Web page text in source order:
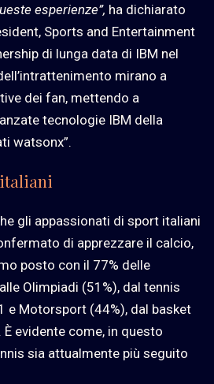
esperienze”, ha dichiarato
Sports and Entertainment
di lunga data di IBM nel
mirano a
dei fan, mettendo a
tecnologie IBM della
watsonx”.
gli appassionati di sport italiani
di apprezzare il calcio,
posto con il 77% delle
Olimpiadi (51%), dal tennis
e Motorsport (44%), dal basket
evidente come, in questo
sia attualmente più seguito